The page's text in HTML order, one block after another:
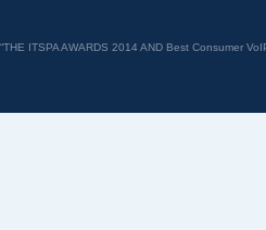
“THE ITSPA AWARDS 2014 AND Best Consumer